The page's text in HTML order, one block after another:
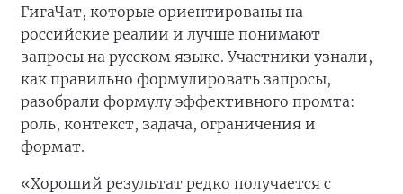
ГигаЧат, которые ориентированы на
российские реалии и лучше понимают
запросы на русском языке. Участники узнали,
как правильно формулировать запросы,
разобрали формулу эффективного промта:
роль, контекст, задача, ограничения и
формат.
«Хороший результат редко получается с